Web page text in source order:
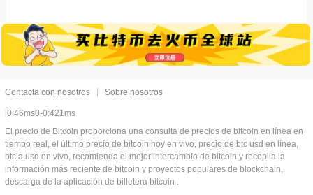
Contacta con nosotros Sobre nosotros
[0:46ms0-0:421ms
El precio de Bitcoin proporciona una consulta de precios de bitcoin en línea en
tiempo real, el último precio de bitcoin hoy en vivo, precio de btc usd en línea,
btc a usd en vivo, recomienda el mejor intercambio de bitcoin y recopila la
información más reciente de bitcoin y proyectos populares de blockchain,
descarga de la aplicación de billetera bitcoin .